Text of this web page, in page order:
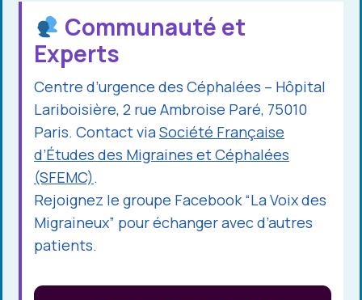
Communauté et
Experts
Centre d’urgence des Céphalées – Hôpital
Lariboisière, 2 rue Ambroise Paré, 75010
Paris. Contact viaSociété Française
d’Études des Migraines et Céphalées
(SFEMC).
Rejoignez le groupe Facebook “La Voix des
Migraineux” pour échanger avec d’autres
patients.